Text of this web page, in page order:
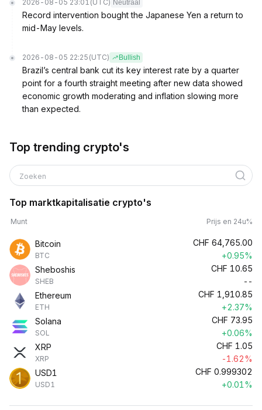
2026-08-05 23:01 (UTC) Neutraal
Record intervention bought the Japanese Yen a return to
mid-May levels.
2026-08-05 22:25 (UTC) Bullish
Brazil’s central bank cut its key interest rate by a quarter
point for a fourth straight meeting after new data showed
economic growth moderating and inflation slowing more
than expected.
Top trending crypto's
Zoeken
Top marktkapitalisatie crypto's
Munt Prijs en 24u%
Bitcoin
BTC
CHF 64,765.00
+0.95%
Sheboshis
SHEB
CHF 10.65
--
Ethereum
ETH
CHF 1,910.85
+2.37%
Solana
SOL
CHF 73.95
+0.06%
XRP
XRP
CHF 1.05
-1.62%
USD1
USD1
CHF 0.999302
+0.01%